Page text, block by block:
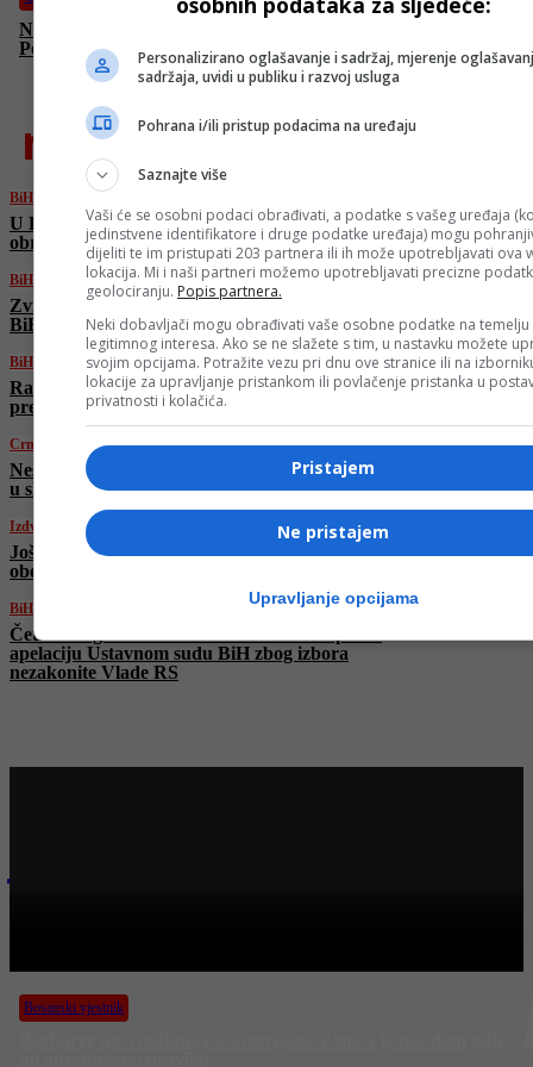
Nesreća na bh. putu: Četiri osobe povrijeđene u slijetanju
Peugeota
najnovije
BiH
U Bihaću potpisan protokol o unapređenju
obrazovanja djece s poteškoćama u razvoju
BiH
Zvizdić: 11 poslanika traži od Ustavnog suda
BiH poništenje odluke o imenovanju Vlade RS
BiH
Ramić: Od Stevandića ćemo tražiti da
preispita odluku o imenovanju vlade RS
Crna hronika
Nesreća na bh. putu: Četiri osobe povrijeđene
u slijetanju Peugeota
Izdvojeno
Još jedan ruski direktor pronađen mrtav,
obezglavljen ispod mosta
BiH
Četiri delegata u Domu naroda PSBiH uputila
apelaciju Ustavnom sudu BiH zbog izbora
nezakonite Vlade RS
Bosanski vjestnik
Personalizirano oglašavanje i sadržaj, mjerenje
sadržaja, uvidi u publiku i razvoj usluga
Pohrana i/ili pristup podacima na uređaju
Saznajte više
Vaši će se osobni podaci obrađivati, a podatke s vašeg uređaja
jedinstvene identifikatore i druge podatke uređaja) mogu
dijeliti te im pristupati 203 partnera ili ih može upotrebljavati ova
lokacija. Mi i naši partneri možemo upotrebljavati precizne
geolociranju. Popis partnera.
Neki dobavljači mogu obrađivati vaše osobne podatke na temelju
legitimnog interesa. Ako se ne slažete s tim, u nastavku možete
svojim opcijama. Potražite vezu pri dnu ove stranice ili na
lokacije za upravljanje pristankom ili povlačenje pristanka u
privatnosti i kolačića.
Pristajem
Ne pristajem
Upravljanje opcijama